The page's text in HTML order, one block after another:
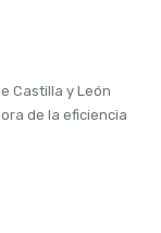
Castilla y León
de la eficiencia